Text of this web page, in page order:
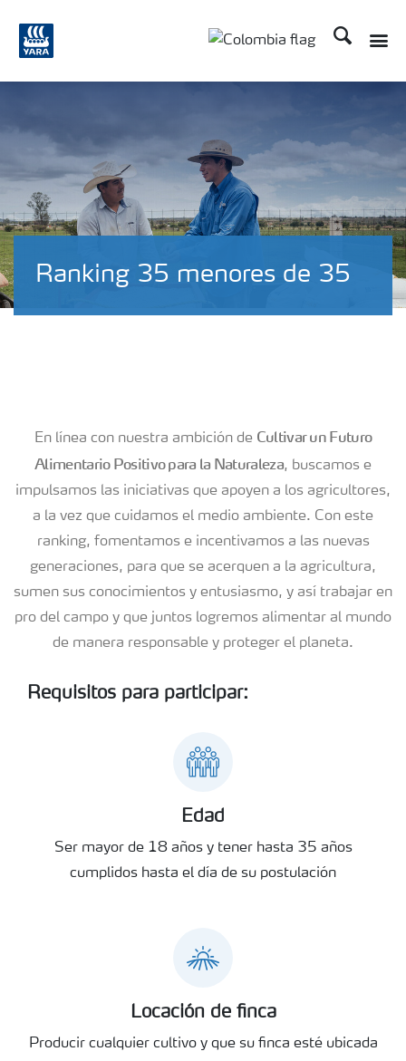
Buscar
Ranking 35 menores de 35
En línea con nuestra ambición de Cultivar un Futuro
Alimentario Positivo para la Naturaleza, buscamos e
impulsamos las iniciativas que apoyen a los agricultores,
a la vez que cuidamos el medio ambiente. Con este
ranking, fomentamos e incentivamos a las nuevas
generaciones, para que se acerquen a la agricultura,
sumen sus conocimientos y entusiasmo, y así trabajar en
pro del campo y que juntos logremos alimentar al mundo
de manera responsable y proteger el planeta.
Requisitos para participar:
Edad
Ser mayor de 18 años y tener hasta 35 años
cumplidos hasta el día de su postulación
Locación de finca
Producir cualquier cultivo y que su finca esté ubicada